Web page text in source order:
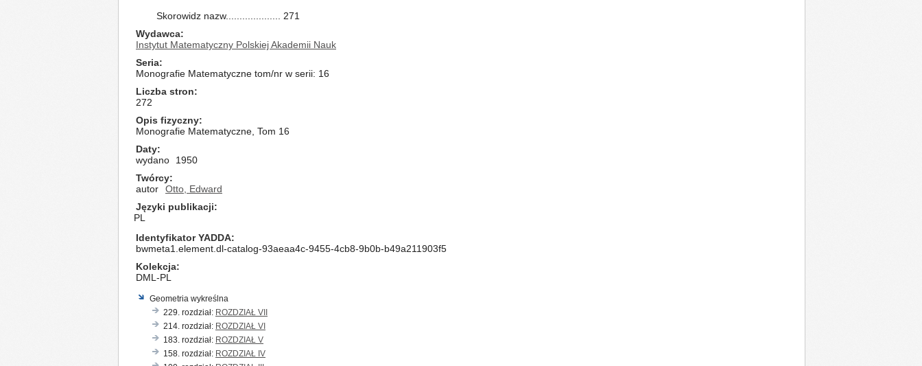
Skorowidz nazw.................... 271
Wydawca
Instytut Matematyczny Polskiej Akademii Nauk
Seria
Monografie Matematyczne tom/nr w serii: 16
Liczba stron
272
Opis fizyczny
Monografie Matematyczne, Tom 16
Daty
wydano
1950
Twórcy
autor
Otto, Edward
Języki publikacji
PL
Identyfikator YADDA
bwmeta1.element.dl-catalog-93aeaa4c-9455-4cb8-9b0b-b49a211903f5
Kolekcja
DML-PL
Geometria wykreślna
229. rozdział: ROZDZIAŁ VII
214. rozdział: ROZDZIAŁ VI
183. rozdział: ROZDZIAŁ V
158. rozdział: ROZDZIAŁ IV